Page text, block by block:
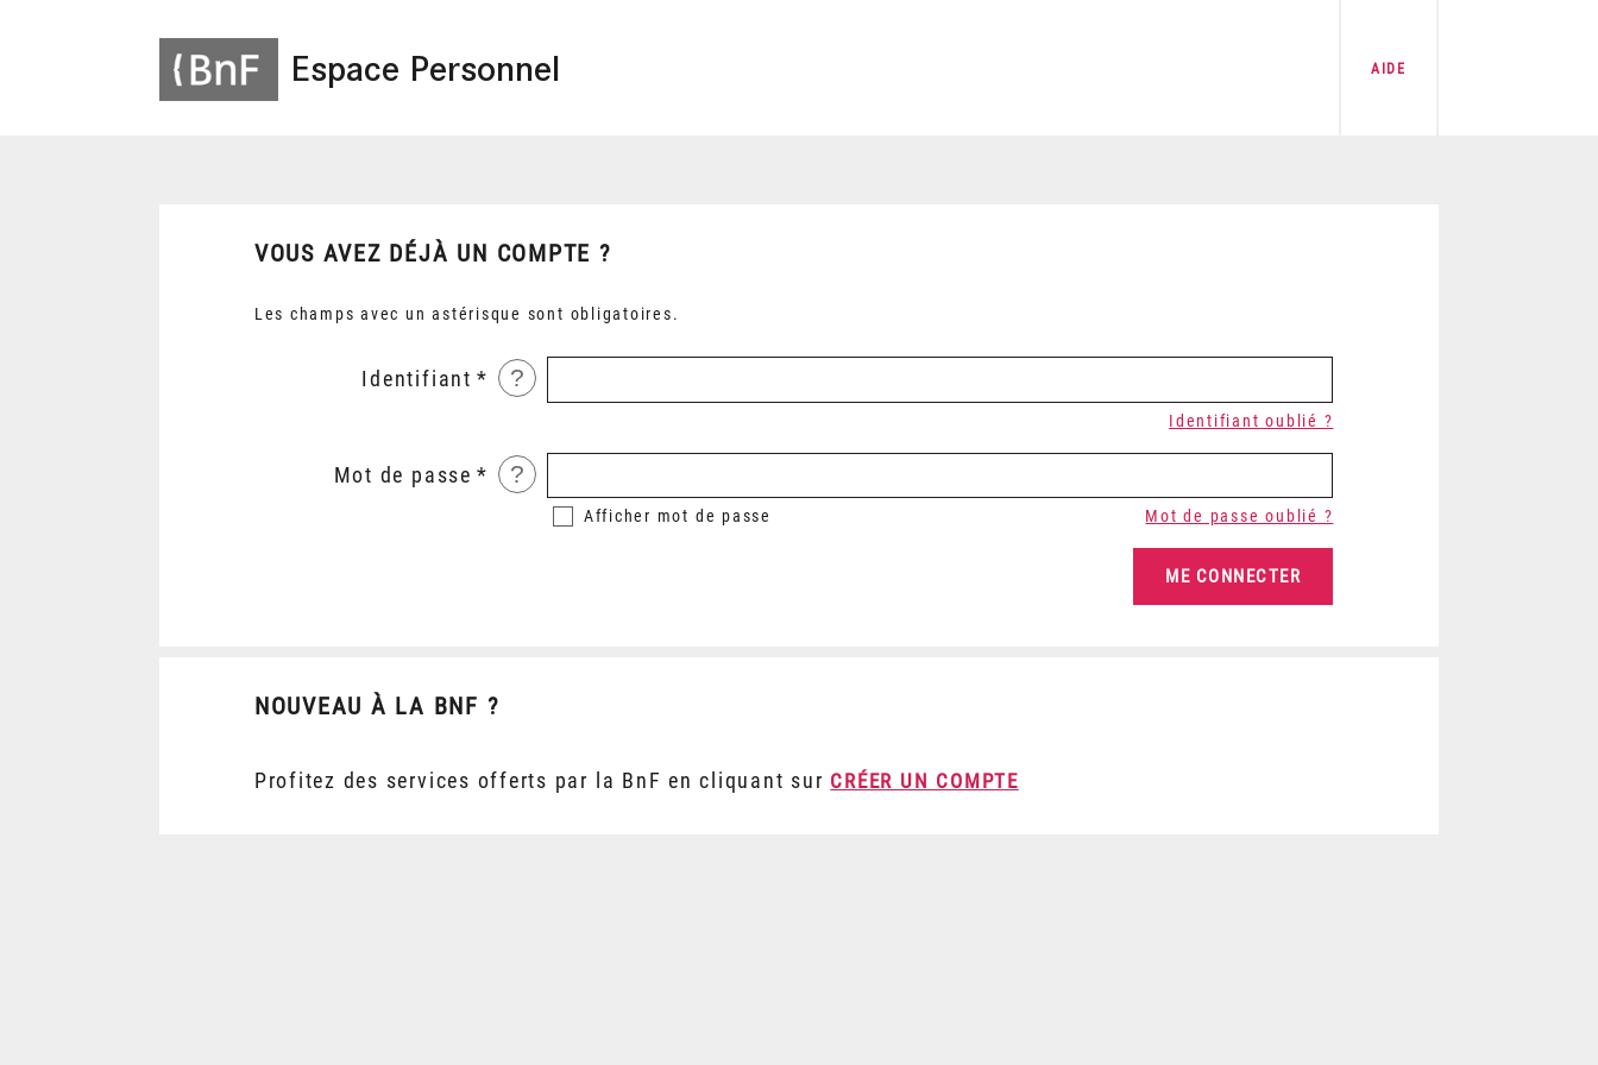
Espace Personnel AIDE
VOUS AVEZ DÉJÀ UN COMPTE ?
Les champs avec un astérisque sont obligatoires.
Identifiant ?
Identifiant oublié ?
Mot de passe ?
Afficher mot de passe Mot de passe oublié ?
NOUVEAU À LA BNF ?
Profitez des services offerts par la BnF en cliquant sur CRÉER UN COMPTE